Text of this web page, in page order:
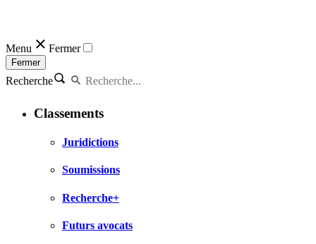
Menu Fermer
Fermer
Recherche
Classements
Juridictions
Soumissions
Recherche+
Futurs avocats